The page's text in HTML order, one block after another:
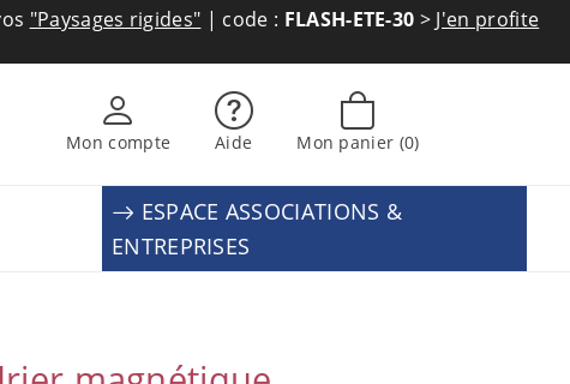
"Paysages rigides" | code : FLASH-ETE-30 > J'en profite
Mon compte Aide Mon panier (0)
ESPACE ASSOCIATIONS &
ENTREPRISES